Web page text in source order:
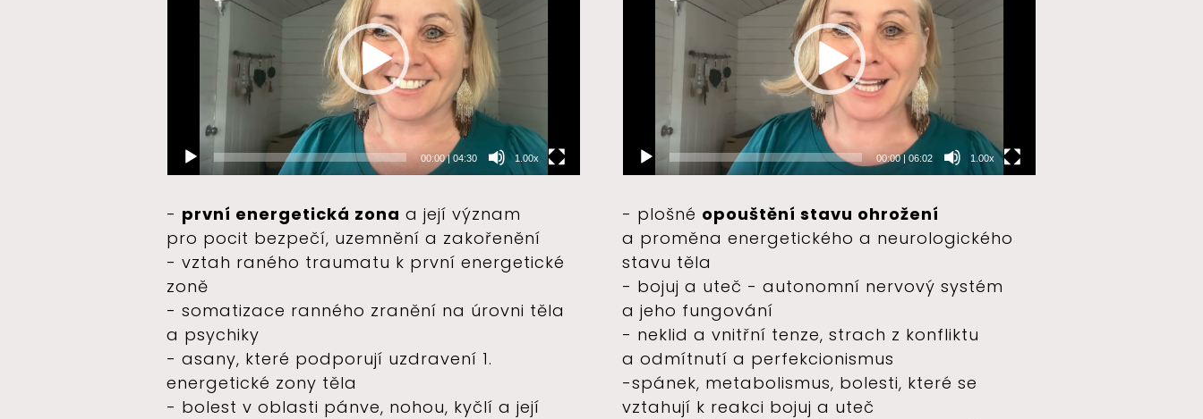
přehrávač
00:00|04:30 1.00x
- první energetická zona a její význam
pro pocit bezpečí, uzemnění a zakořenění
- vztah raného traumatu k první energetické
zoně
- somatizace ranného zranění na úrovni těla
a psychiky
- asany, které podporují uzdravení 1.
energetické zony těla
- bolest v oblasti pánve, nohou, kyčlí a její
přehrávač
00:00| 06:02 1.00x
- plošné opouštění stavu ohrožení
a proměna energetického a neurologického
stavu těla
- bojuj a uteč - autonomní nervový systém
a jeho fungování
- neklid a vnitřní tenze, strach z konfliktu
a odmítnutí a perfekcionismus
-spánek, metabolismus, bolesti, které se
vztahují k reakci bojuj a uteč